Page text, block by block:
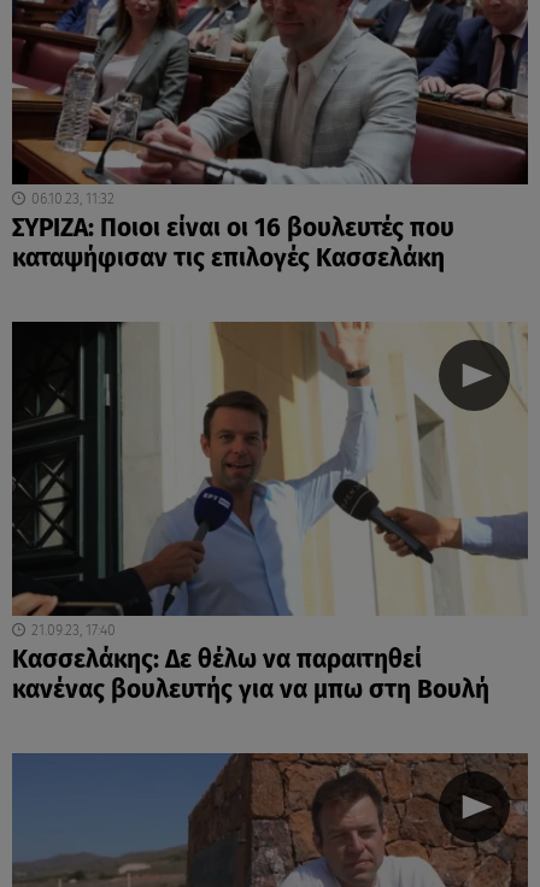
06.10.23, 11:32
ΣΥΡΙΖΑ: Ποιοι είναι οι 16 βουλευτές που
καταψήφισαν τις επιλογές Κασσελάκη
21.09.23, 17:40
Κασσελάκης: Δε θέλω να παραιτηθεί
κανένας βουλευτής για να μπω στη Βουλή